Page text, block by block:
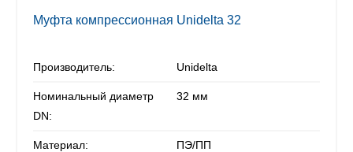
Муфта компрессионная Unidelta 32
Производитель: Unidelta
Номинальный диаметр
DN:
32 мм
Материал: ПЭ/ПП